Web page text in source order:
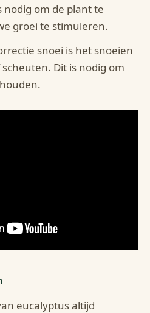
nodig om de plant te
groei te stimuleren.
snoei is het snoeien
Dit is nodig om
eucalyptus altijd